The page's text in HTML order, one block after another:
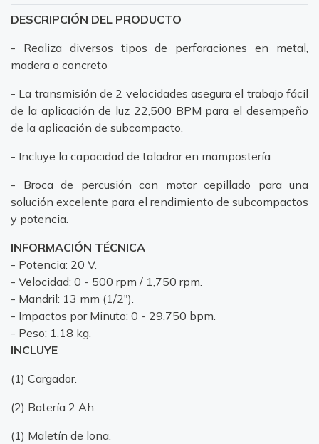
DESCRIPCIÓN DEL PRODUCTO
- Realiza diversos tipos de perforaciones en metal,
madera o concreto
- La transmisión de 2 velocidades asegura el trabajo fácil
de la aplicación de luz 22,500 BPM para el desempeño
de la aplicación de subcompacto.
- Incluye la capacidad de taladrar en mampostería
- Broca de percusión con motor cepillado para una
solución excelente para el rendimiento de subcompactos
y potencia.
INFORMACIÓN TÉCNICA
- Potencia: 20 V.
- Velocidad: 0 - 500 rpm / 1,750 rpm.
- Mandril: 13 mm (1/2").
- Impactos por Minuto: 0 - 29,750 bpm.
- Peso: 1.18 kg.
INCLUYE
(1) Cargador.
(2) Batería 2 Ah.
(1) Maletín de lona.